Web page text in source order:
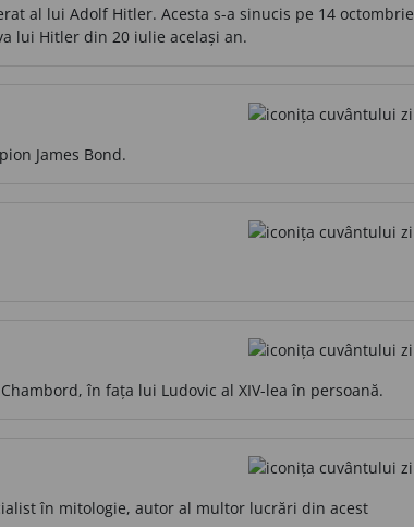
al lui Adolf Hitler. Acesta s-a sinucis pe 14 octombrie
lui Hitler din 20 iulie același an.
James Bond.
în fața lui Ludovic al XIV-lea în persoană.
în mitologie, autor al multor lucrări din acest